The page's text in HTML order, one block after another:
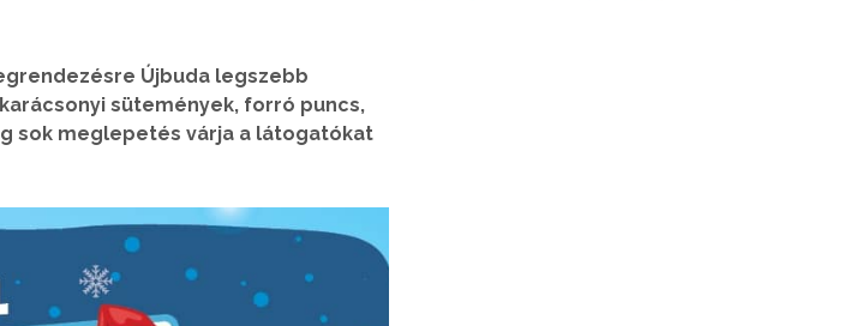
Újbuda legszebb
sütemények, forró puncs,
sok meglepetés várja a látogatókat